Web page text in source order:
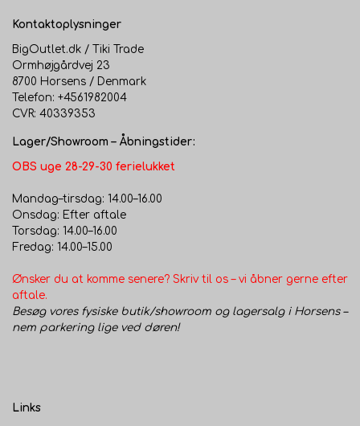
Kontaktoplysninger
BigOutlet.dk / Tiki Trade
Ormhøjgårdvej 23
8700 Horsens / Denmark
Telefon: +4561982004
CVR: 40339353
Lager/Showroom – Åbningstider:
OBS uge 28-29-30 ferielukket
Mandag–tirsdag: 14.00–16.00
Onsdag: Efter aftale
Torsdag: 14.00–16.00
Fredag: 14.00–15.00
Ønsker du at komme senere? Skriv til os – vi åbner gerne efter
aftale.
Besøg vores fysiske butik/showroom og lagersalg i Horsens –
nem parkering lige ved døren!
Links